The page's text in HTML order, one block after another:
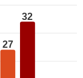
27
32